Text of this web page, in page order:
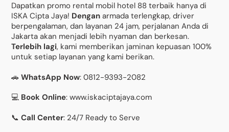
Dapatkan promo rental mobil hotel 88 terbaik hanya di
ISKA Cipta Jaya! Dengan armada terlengkap, driver
berpengalaman, dan layanan 24 jam, perjalanan Anda di
Jakarta akan menjadi lebih nyaman dan berkesan.
Terlebih lagi, kami memberikan jaminan kepuasan 100%
untuk setiap layanan yang kami berikan.
🚗WhatsApp Now: 0812-9393-2082
💻 Book Online: www.iskaciptajaya.com
📞Call Center: 24/7 Ready to Serve